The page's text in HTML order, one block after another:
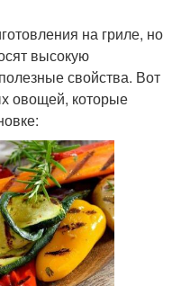
на гриле, но
высокую
свойства. Вот
овощей, которые